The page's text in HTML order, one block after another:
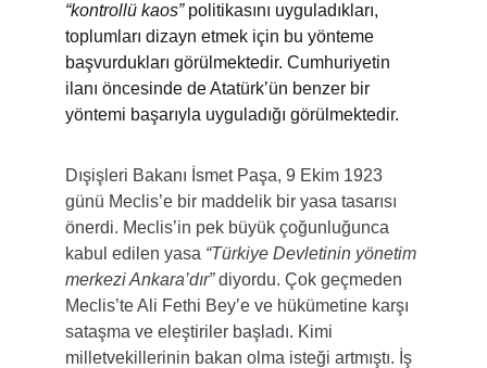
“kontrollü kaos” politikasını uyguladıkları,
toplumları dizayn etmek için bu yönteme
başvurdukları görülmektedir. Cumhuriyetin
ilanı öncesinde de Atatürk’ün benzer bir
yöntemi başarıyla uyguladığı görülmektedir.
Dışişleri Bakanı İsmet Paşa, 9 Ekim 1923
günü Meclis’e bir maddelik bir yasa tasarısı
önerdi. Meclis’in pek büyük çoğunluğunca
kabul edilen yasa “Türkiye Devletinin yönetim
merkezi Ankara’dır” diyordu. Çok geçmeden
Meclis’te Ali Fethi Bey’e ve hükümetine karşı
sataşma ve eleştiriler başladı. Kimi
milletvekillerinin bakan olma isteği artmıştı. İş